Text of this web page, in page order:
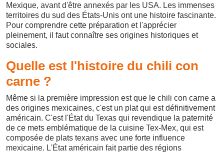
Mexique, avant d'être annexés par les USA. Les immenses
territoires du sud des États-Unis ont une histoire fascinante.
Pour comprendre cette préparation et l'apprécier
pleinement, il faut connaître ses origines historiques et
sociales.
Quelle est l'histoire du chili con
carne ?
Même si la première impression est que le chili con carne a
des origines mexicaines, c'est un plat qui est définitivement
américain. C'est l'État du Texas qui revendique la paternité
de ce mets emblématique de la cuisine Tex-Mex, qui est
composée de plats texans avec une forte influence
mexicaine. L'État américain fait partie des régions